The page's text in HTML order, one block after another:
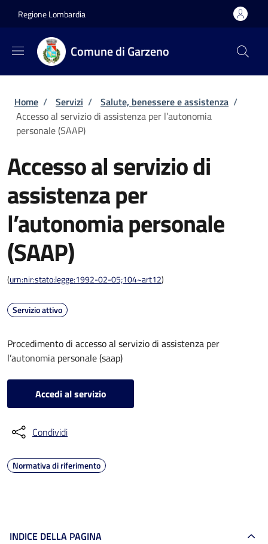
Regione Lombardia
Comune di Garzeno
Briciole di pane
Home / Servizi / Salute, benessere e assistenza /
Accesso al servizio di assistenza per l’autonomia
personale (SAAP)
Accesso al servizio di
assistenza per
l’autonomia personale
(SAAP)
(urn:nir:stato:legge:1992-02-05;104~art12)
Servizio attivo
Procedimento di accesso al servizio di assistenza per
l’autonomia personale (saap)
Accedi al servizio
Condividi
Normativa di riferimento
INDICE DELLA PAGINA